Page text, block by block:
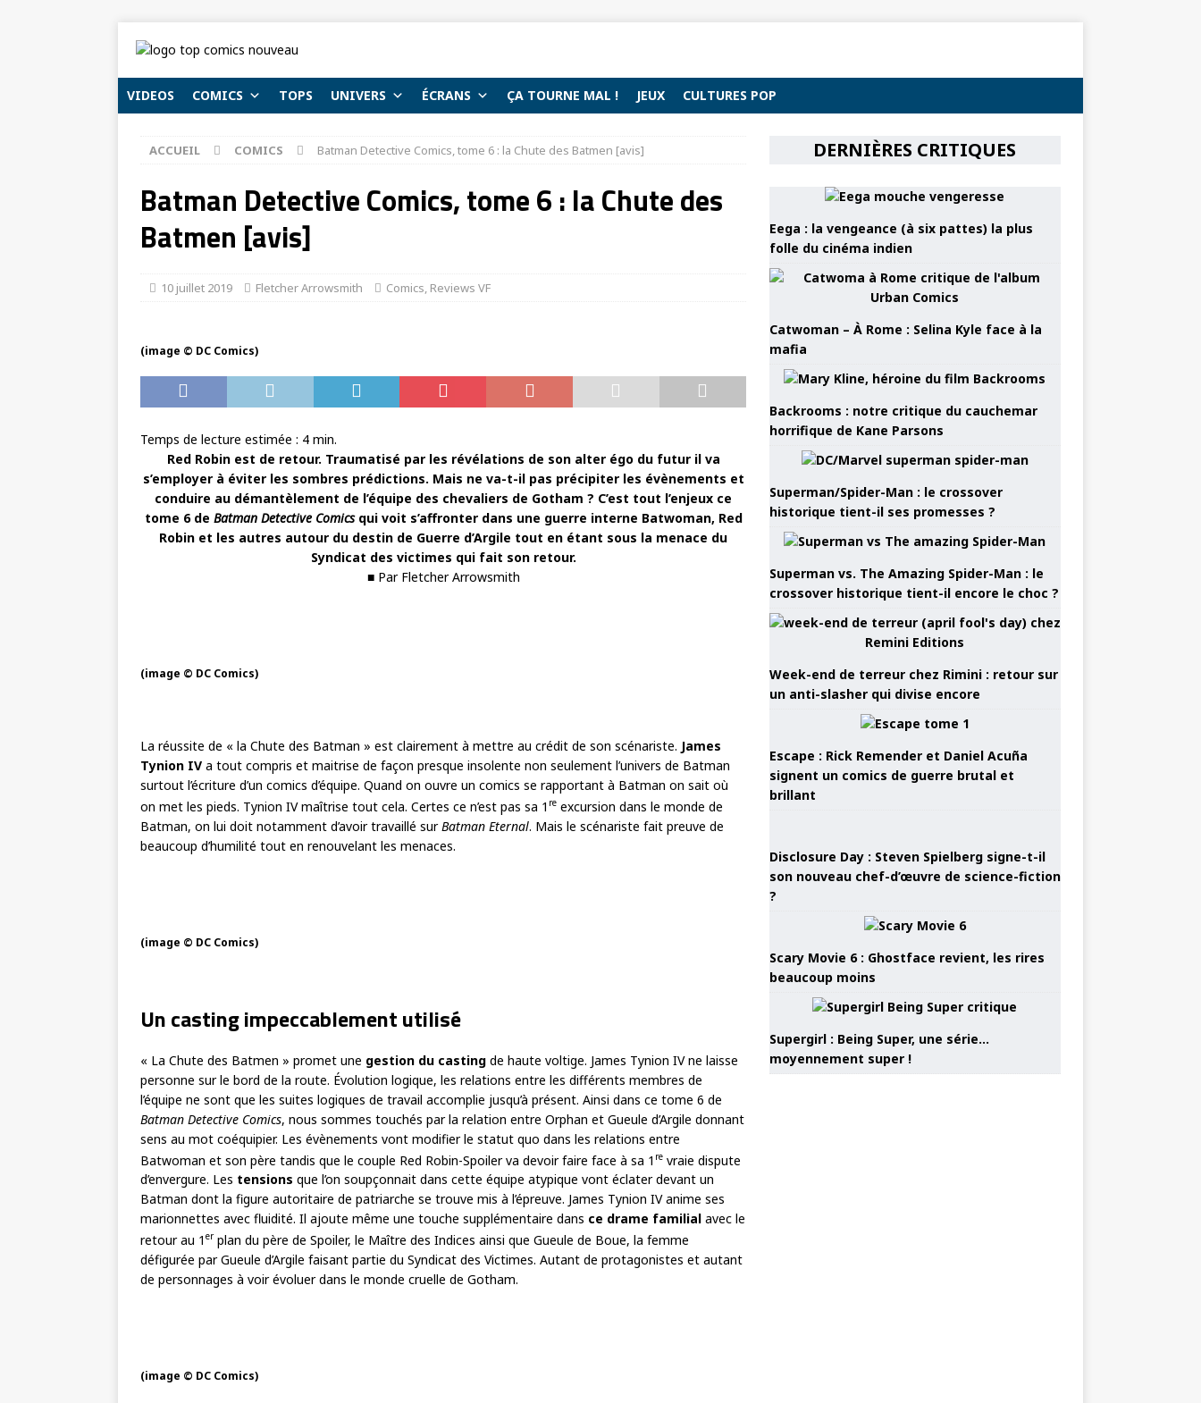
VIDEOS COMICS TOPS UNIVERS ÉCRANS ÇA TOURNE MAL ! JEUX CULTURES POP
ACCUEIL COMICS Batman Detective Comics, tome 6 : la Chute des Batmen [avis]
Batman Detective Comics, tome 6 : la Chute des
Batmen [avis]
10 juillet 2019 Fletcher Arrowsmith Comics, Reviews VF
(image © DC Comics)
Temps de lecture estimée : 4 min.
Red Robin est de retour. Traumatisé par les révélations de son alter égo du futur il va
s’employer à éviter les sombres prédictions. Mais ne va-t-il pas précipiter les évènements et
conduire au démantèlement de l’équipe des chevaliers de Gotham ? C’est tout l’enjeux ce
tome 6 de Batman Detective Comicsqui voit s’affronter dans une guerre interne Batwoman, Red
Robin et les autres autour du destin de Guerre d’Argile tout en étant sous la menace du
Syndicat des victimes qui fait son retour.
■ Par Fletcher Arrowsmith
(image © DC Comics)
La réussite de « la Chute des Batman » est clairement à mettre au crédit de son scénariste. James
Tynion IV a tout compris et maitrise de façon presque insolente non seulement l’univers de Batman
surtout l’écriture d’un comics d’équipe. Quand on ouvre un comics se rapportant à Batman on sait où
on met les pieds. Tynion IV maîtrise tout cela. Certes ce n’est pas sa 1 re excursion dans le monde de
Batman, on lui doit notamment d’avoir travaillé surBatman Eternal. Mais le scénariste fait preuve de
beaucoup d’humilité tout en renouvelant les menaces.
(image © DC Comics)
Un casting impeccablement utilisé
« La Chute des Batmen » promet une gestion du casting de haute voltige. James Tynion IV ne laisse
personne sur le bord de la route. Évolution logique, les relations entre les différents membres de
l’équipe ne sont que les suites logiques de travail accomplie jusqu’à présent. Ainsi dans ce tome 6 de
Batman Detective Comics, nous sommes touchés par la relation entre Orphan et Gueule d’Argile donnant
sens au mot coéquipier. Les évènements vont modifier le statut quo dans les relations entre
Batwoman et son père tandis que le couple Red Robin-Spoiler va devoir faire face à sa 1 re vraie dispute
d’envergure. Les tensions que l’on soupçonnait dans cette équipe atypique vont éclater devant un
Batman dont la figure autoritaire de patriarche se trouve mis à l’épreuve. James Tynion IV anime ses
marionnettes avec fluidité. Il ajoute même une touche supplémentaire dans ce drame familial avec le
retour au 1 erplan du père de Spoiler, le Maître des Indices ainsi que Gueule de Boue, la femme
défigurée par Gueule d’Argile faisant partie du Syndicat des Victimes. Autant de protagonistes et autant
de personnages à voir évoluer dans le monde cruelle de Gotham.
(image © DC Comics)
DERNIÈRES CRITIQUES
Eega : la vengeance (à six pattes) la plus
folle du cinéma indien
Catwoman – À Rome : Selina Kyle face à la
mafia
Backrooms : notre critique du cauchemar
horrifique de Kane Parsons
Superman/Spider-Man : le crossover
historique tient-il ses promesses ?
Superman vs. The Amazing Spider-Man : le
crossover historique tient-il encore le choc ?
Week-end de terreur chez Rimini : retour sur
un anti-slasher qui divise encore
Escape : Rick Remender et Daniel Acuña
signent un comics de guerre brutal et
brillant
Disclosure Day : Steven Spielberg signe-t-il
son nouveau chef-d’œuvre de science-fiction
?
Scary Movie 6 : Ghostface revient, les rires
beaucoup moins
Supergirl : Being Super, une série…
moyennement super !